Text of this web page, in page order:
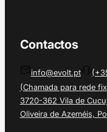
Contactos
info@evolt.pt
(Chamada para rede
3720-362 Vila de
Oliveira de Azeméis,